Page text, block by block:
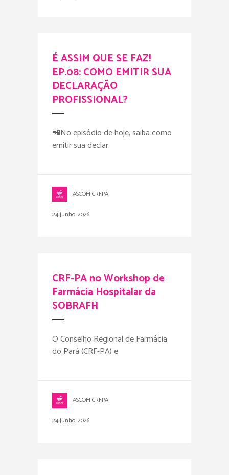
É ASSIM QUE SE FAZ!
EP.08: COMO EMITIR SUA
DECLARAÇÃO
PROFISSIONAL?
📲No episódio de hoje, saiba como
emitir sua declar
ASCOM CRFPA
24 junho, 2026
CRF-PA no Workshop de
Farmácia Hospitalar da
SOBRAFH
O Conselho Regional de Farmácia
do Pará (CRF-PA) e
ASCOM CRFPA
24 junho, 2026